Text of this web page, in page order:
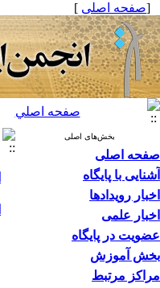
[صفحه اصلی ]
صفحه اصلي
بخش‌های اصلی
صفحه اصلی
آشنایی با پایگاه
اخبار رویدادها
اخبار علمی
عضویت در پایگاه
بخش آموزش
مراکز مرتبط